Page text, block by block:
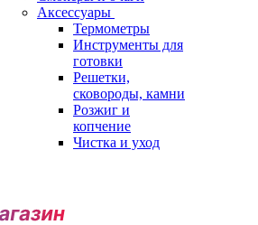
Аксессуары
Термометры
Инструменты для
готовки
Решетки,
сковороды, камни
Розжиг и
копчение
Чистка и уход